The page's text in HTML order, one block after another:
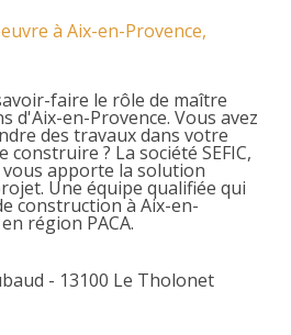
à Aix-en-Provence,
faire le rôle de maître
d'Aix-en-Provence. Vous avez
des travaux dans votre
? La société SEFIC,
apporte la solution
Une équipe qualifiée qui
construction à Aix-en-
région PACA.
- 13100 Le Tholonet